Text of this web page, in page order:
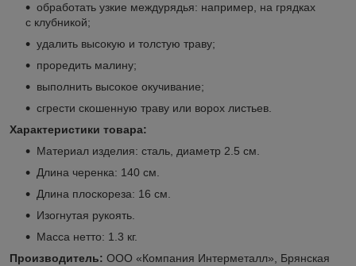
обработать узкие междурядья: например, на грядках
с клубникой;
удалить высокую и толстую траву;
проредить малину;
выполнить высокое окучивание;
сгрести скошенную траву или ворох листьев.
Характеристики товара:
Материал изделия: сталь, диаметр 2.5 см.
Длина черенка: 140 см.
Длина плоскореза: 16 см.
Изогнутая рукоять.
Масса нетто: 1.3 кг.
Производитель: ООО «Компания Интерметалл», Брянская